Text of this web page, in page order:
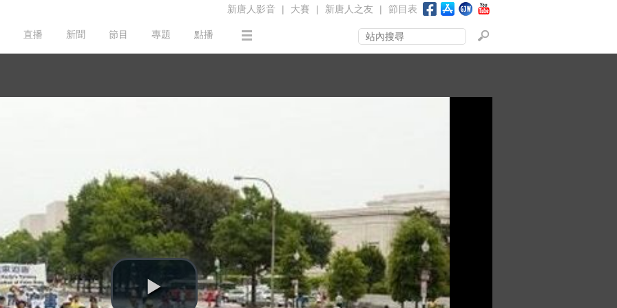
新唐人影音 | 大賽 | 新唐人之友 | 節目表
直播 新聞 節目 專題 點播